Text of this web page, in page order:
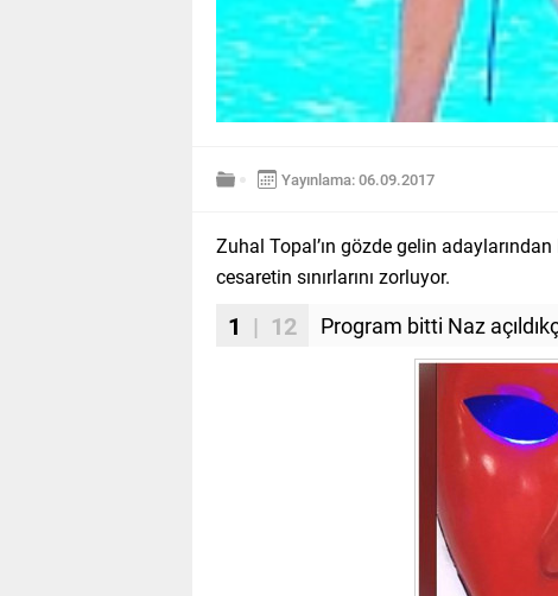
Yayınlama: 06.09.2017
Zuhal Topal’ın gözde gelin
cesaretin sınırlarını zorluyor.
1 | 12 Program bitti Naz